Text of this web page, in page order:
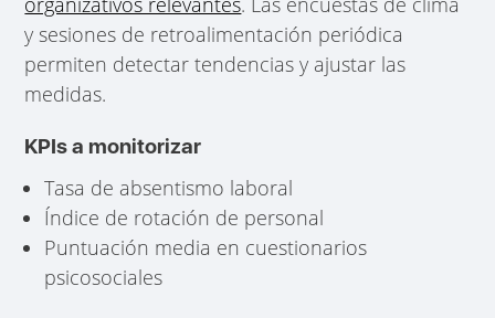
y sesiones de retroalimentación periódica
permiten detectar tendencias y ajustar las
medidas.
KPIs a monitorizar
Tasa de absentismo laboral
Índice de rotación de personal
Puntuación media en cuestionarios
psicosociales